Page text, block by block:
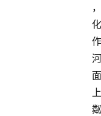
，
化
作
河
面
上
粼